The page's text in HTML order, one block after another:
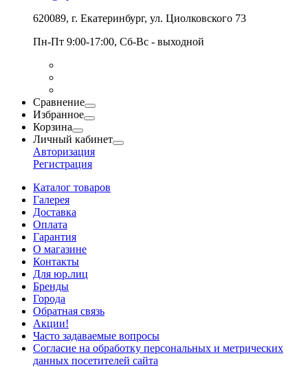
620089, г. Екатеринбург, ул. Циолковского 73
Пн-Пт 9:00-17:00, Сб-Вс - выходной
Сравнение
Избранное
Корзина
Личный кабинет
Авторизация
Регистрация
Каталог товаров
Галерея
Доставка
Оплата
Гарантия
О магазине
Контакты
Для юр.лиц
Бренды
Города
Обратная связь
Акции!
Часто задаваемые вопросы
Согласие на обработку персональных и метрических
данных посетителей сайта